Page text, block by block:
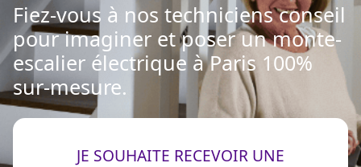
Fiez-vous à nos techniciens conseil
pour imaginer et poser un monte-
escalier électrique à Paris 100%
sur-mesure.
JE SOUHAITE RECEVOIR UNE